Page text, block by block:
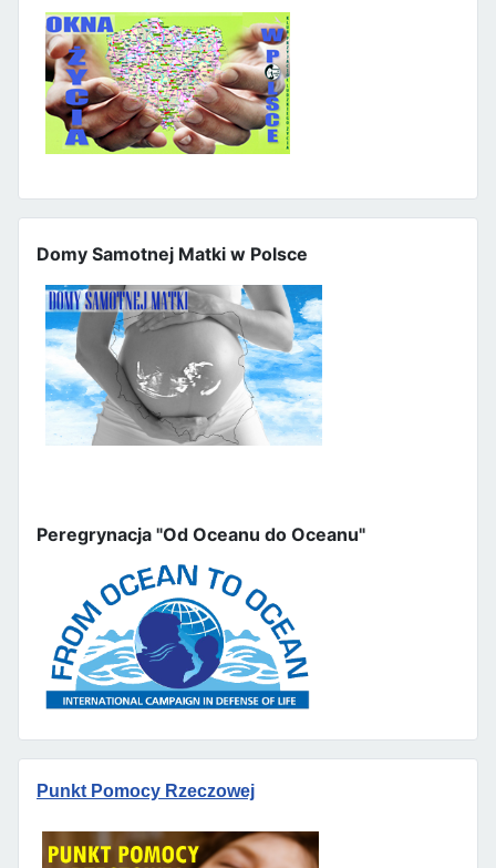
Domy Samotnej Matki w Polsce
Peregrynacja "Od Oceanu do Oceanu"
Punkt Pomocy Rzeczowej